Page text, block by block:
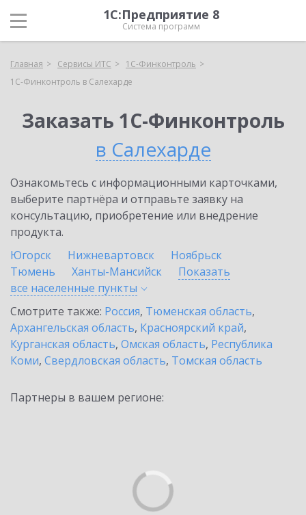
1С:Предприятие 8
Система программ
Главная Сервисы ИТС
1С-Финконтроль
1С-Финконтроль в Салехарде
Заказать 1С-Финконтроль
в Салехарде
Ознакомьтесь с информационными карточками,
выберите партнёра и отправьте заявку на
консультацию, приобретение или внедрение
продукта.
Югорск
Нижневартовск
Ноябрьск
Тюмень
Ханты-Мансийск
Показать
все населенные пункты
Смотрите также: Россия, Тюменская область,
Архангельская область, Красноярский край,
Курганская область, Омская область, Республика
Коми, Свердловская область, Томская область
Партнеры в вашем регионе: